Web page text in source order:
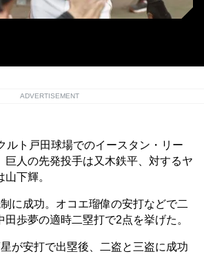
ADVERTISEMENT
ト戸田球場でのイースタン・リー
巨人の先発投手は又木鉄平、対するヤ
下輝。
に成功。オコエ瑠偉の安打などで二
歩夢の適時二塁打で2点を挙げた。
が安打で出塁後、二盗と三盗に成功